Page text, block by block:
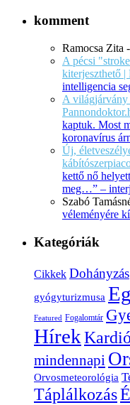
komment
Ramocsa Zita -
A pécsi
kiterjeszthető |
intelligencia
A világjárvány
kaptuk. Most
koronavírus
Új,
kettő nő
meg…” –
Szabó
véleményére
Kategóriák
Cikkek Dohányzás
gyógyturizmusa
Featured Fogalomtár
Hírek
mindennapi
Orvosmeteorológia
Táplálkozás